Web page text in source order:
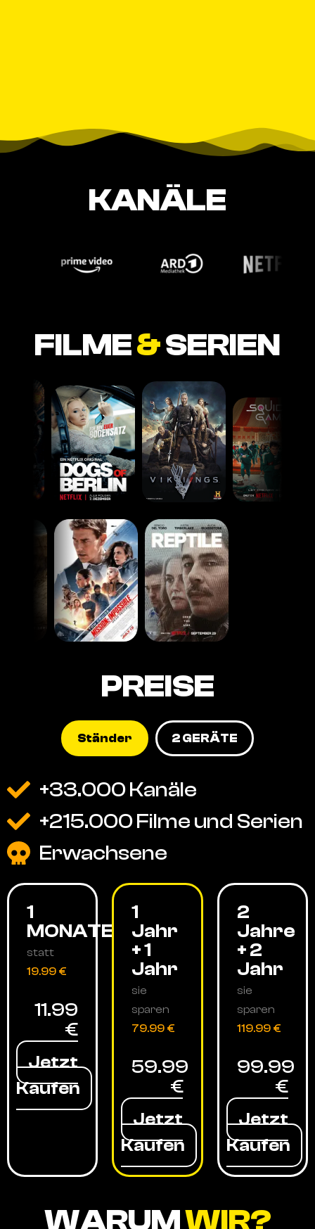
KANÄLE
FILME&SERIEN
PREISE
Ständer 2 GERÄTE
+33.000 Kanäle
+215.000 Filme und Serien
Erwachsene
1
MONATE
statt
19.99 €
11.99
€
Jetzt
Kaufen
1
Jahr
+ 1
Jahr
sie
sparen
79.99 €
59.99
€
Jetzt
Kaufen
2
Jahre
+ 2
Jahr
sie
sparen
119.99 €
99.99
€
Jetzt
Kaufen
WARUMWIR?